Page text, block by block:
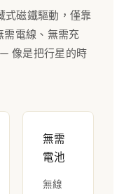
式磁鐵驅動，僅靠
需電線、無需充
像是把行星的時
無需
電池
無線